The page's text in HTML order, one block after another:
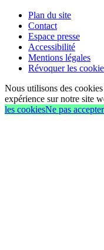
Plan du site
Contact
Espace presse
Accessibilité
Mentions légales
Révoquer les
Nous utilisons des
expérience sur notre site
les cookiesNe pas accepter